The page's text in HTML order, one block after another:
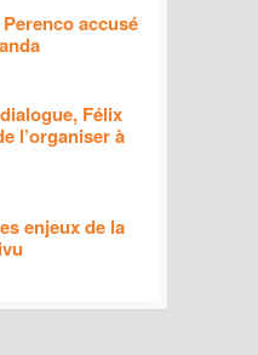
accusé
Félix
l’organiser à
enjeux de la